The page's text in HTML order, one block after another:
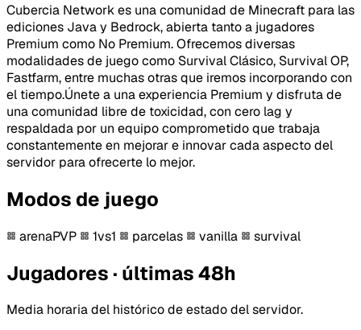
Cubercia Network es una comunidad de Minecraft para las
ediciones Java y Bedrock, abierta tanto a jugadores
Premium como No Premium. Ofrecemos diversas
modalidades de juego como Survival Clásico, Survival OP,
Fastfarm, entre muchas otras que iremos incorporando con
el tiempo.Únete a una experiencia Premium y disfruta de
una comunidad libre de toxicidad, con cero lag y
respaldada por un equipo comprometido que trabaja
constantemente en mejorar e innovar cada aspecto del
servidor para ofrecerte lo mejor.
Modos de juego
arenaPVP 1vs1 parcelas vanilla survival
Jugadores · últimas 48h
Media horaria del histórico de estado del servidor.